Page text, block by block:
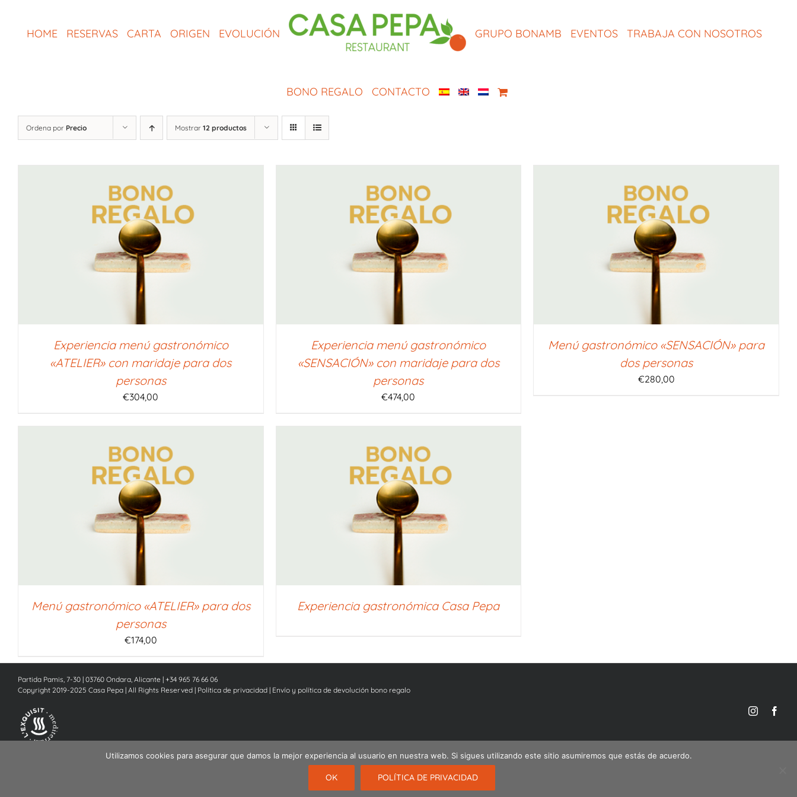
contenidoHOME RESERVAS CARTA ORIGEN EVOLUCIÓN GRUPO BONAMB EVENTOS TRABAJA CON NOSOTROS
BONO REGALO CONTACTO
Ordena por Precio Mostrar 12 productos
Experiencia menú gastronómico
«ATELIER» con maridaje para dos
personas
€304,00
SELECCIONAR IMPORTE
Experiencia menú gastronómico
«SENSACIÓN» con maridaje para dos
personas
€474,00
SELECCIONAR IMPORTE
Menú gastronómico «SENSACIÓN» para
dos personas
€280,00
Menú gastronómico «ATELIER» para dos
personas
€174,00
SELECCIONAR IMPORTE
Experiencia gastronómica Casa Pepa
Partida Pamis, 7-30 | 03760 Ondara, Alicante | +34 965 76 66 06
Copyright 2019-2025 Casa Pepa | All Rights Reserved | Política de privacidad | Envío y política de devolución bono regalo
Instagram
Español English Nederlands
Utilizamos cookies para asegurar que damos la mejor experiencia al usuario en nuestra web. Si sigues utilizando este sitio asumiremos que estás de acuerdo.
OK POLÍTICA DE PRIVACIDAD